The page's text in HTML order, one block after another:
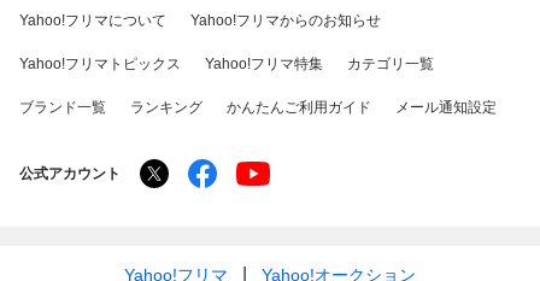
Yahoo!フリマについて Yahoo!フリマからのお知らせ
Yahoo!フリマトピックス Yahoo!フリマ特集 カテゴリ一覧
ブランド一覧 ランキング かんたんご利用ガイド メール通知設定
公式アカウント
Yahoo!フリマ Yahoo!オークション